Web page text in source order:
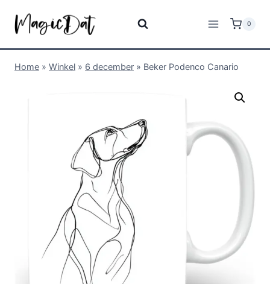
0
Home » Winkel » 6 december » Beker Podenco Canario